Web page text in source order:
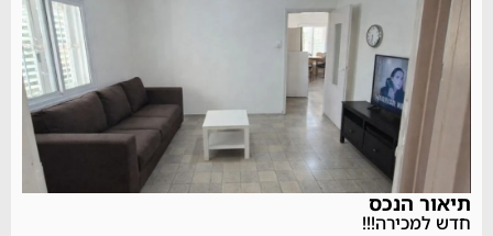
תיאור הנכס
חדש למכירה!!!